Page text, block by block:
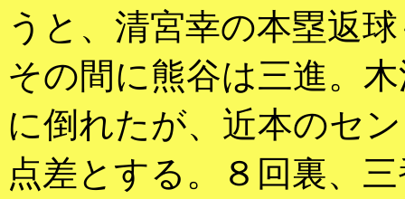
うと、清宮幸の本塁返
その間に熊谷は三進。
に倒れたが、近本のセ
点差とする。８回裏、